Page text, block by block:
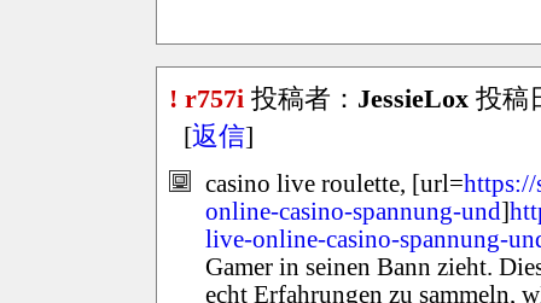
! r757i 投稿者： JessieLox 投稿
[返信]
casino live roulette, [url=https://
online-casino-spannung-und]
live-online-casino-spannung-
Gamer in seinen Bann zieht.
echt Erfahrungen zu sammeln,